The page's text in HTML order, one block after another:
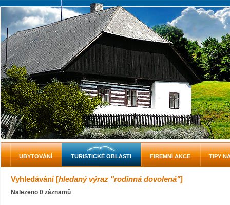
Vyhledávání [hledaný výraz "rodinná dovolená"]
Nalezeno 0 záznamů
UBYTOVÁNÍ TURISTICKÉ OBLASTI FIREMNÍ AKCE TIPY